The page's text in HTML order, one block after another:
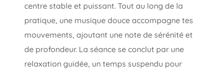
centre stable et puissant. Tout au long de la
pratique, une musique douce accompagne tes
mouvements, ajoutant une note de sérénité et
de profondeur. La séance se conclut par une
relaxation guidée, un temps suspendu pour